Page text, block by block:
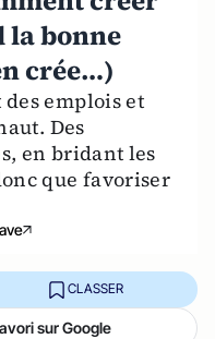
la bonne
crée…)
emplois et
Des
en bridant les
que favoriser
CLASSER
sur Google